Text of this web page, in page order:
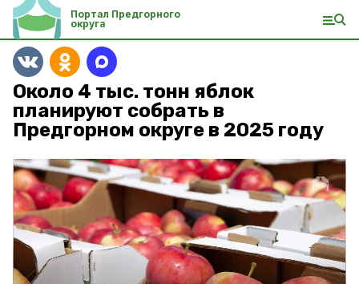
Портал Предгорного
округа
Около 4 тыс. тонн яблок
планируют собрать в
Предгорном округе в 2025 году